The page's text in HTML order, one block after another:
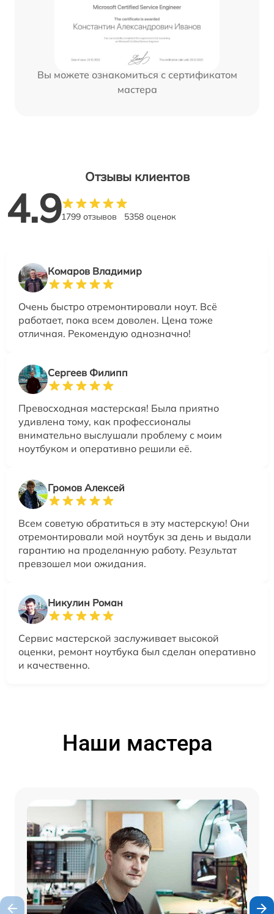
Вы можете ознакомиться с сертификатом
мастера
Отзывы клиентов
4.91799 отзывов 5358 оценок
Комаров Владимир
Очень быстро отремонтировали ноут. Всё
работает, пока всем доволен. Цена тоже
отличная. Рекомендую однозначно!
Сергеев Филипп
Превосходная мастерская! Была приятно
удивлена тому, как профессионалы
внимательно выслушали проблему с моим
ноутбуком и оперативно решили её.
Громов Алексей
Всем советую обратиться в эту мастерскую! Они
отремонтировали мой ноутбук за день и выдали
гарантию на проделанную работу. Результат
превзошел мои ожидания.
Никулин Роман
Сервис мастерской заслуживает высокой
оценки, ремонт ноутбука был сделан оперативно
и качественно.
Наши мастера